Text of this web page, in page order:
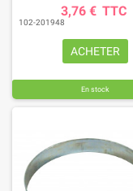
3,76 € TTC
102-201948
ACHETER
En stock